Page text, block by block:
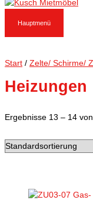
Hauptmenü
Start / Zelte/ Schirme/
Heizungen
Ergebnisse 13 – 14